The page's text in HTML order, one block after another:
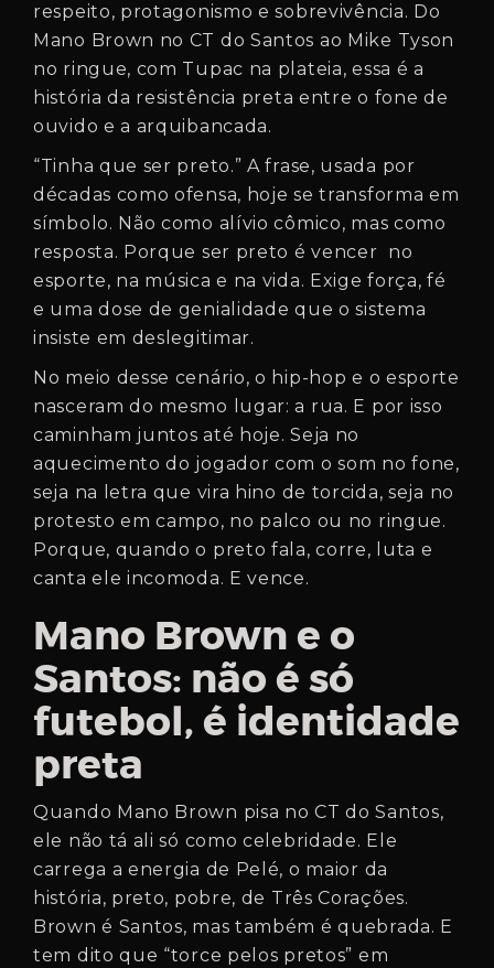
Emailrespeito, protagonismo e sobrevivência. Do
Mano Brown no CT do Santos ao Mike Tyson
no ringue, com Tupac na plateia, essa é a
história da resistência preta entre o fone de
ouvido e a arquibancada.
“Tinha que ser preto.” A frase, usada por
décadas como ofensa, hoje se transforma em
símbolo. Não como alívio cômico, mas como
resposta. Porque ser preto é vencer no
esporte, na música e na vida. Exige força, fé
e uma dose de genialidade que o sistema
insiste em deslegitimar.
No meio desse cenário, o hip-hop e o esporte
nasceram do mesmo lugar: a rua. E por isso
caminham juntos até hoje. Seja no
aquecimento do jogador com o som no fone,
seja na letra que vira hino de torcida, seja no
protesto em campo, no palco ou no ringue.
Porque, quando o preto fala, corre, luta e
canta ele incomoda. E vence.
Mano Brown e o
Santos: não é só
futebol, é identidade
preta
Quando Mano Brown pisa no CT do Santos,
ele não tá ali só como celebridade. Ele
carrega a energia de Pelé, o maior da
história, preto, pobre, de Três Corações.
Brown é Santos, mas também é quebrada. E
tem dito que “torce pelos pretos” em